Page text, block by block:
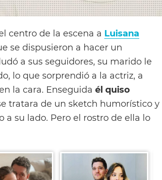
centro de la escena a Luisana
se dispusieron a hacer un
a sus seguidores, su marido le
lo que sorprendió a la actriz, a
la cara. Enseguida él quiso
tratara de un sketch humorístico y
a su lado. Pero el rostro de ella lo